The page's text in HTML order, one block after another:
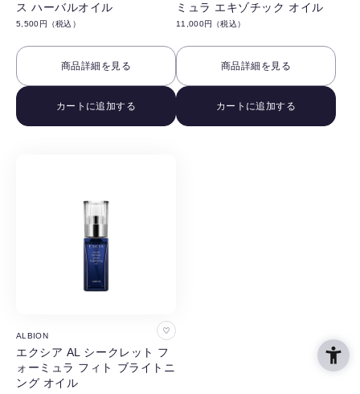
り
追
ス ハーバルオイル
5,500円（税込）
商品詳細を見る
カートに追加する
に
り
追
ミュラ エキゾチック オイル
11,000円（税込）
商品詳細を見る
カートに追加する
お
気
に
ALBION
エクシア AL シークレット フ
ォーミュラ フィト ブライトニ
ング オイル